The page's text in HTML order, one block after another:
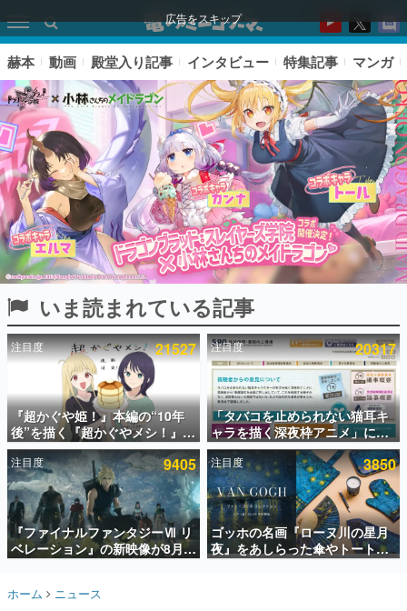
広告をスキップ
ピックアップ
電ファミのいま読まれている記事ランキング
アプリセール情報
インタビュー
連載・特集一覧
殿堂入り記事
SNS拡散数が数千以上！ ページビュー数万以上！ などな
ど。多くの人々に読まれた、電ファミ渾身の“殿堂入り”記
事をまとめました。
名作ゲームクリエイターの方々に製作時のエピソードをお
赫本 動画 殿堂入り記事 インタビュー 特集記事 マンガ
いま読まれている記事
注目度 21527
『超かぐや姫！』本編の“10年
後”を描く『超かぐやメシ！』
Web連載決定。新たなWebマン
ガレーベル「ビビビコミック」
にて特別話が掲載スタート、あ
のお話には…まだ続きがある！
注目度 20317
「タバコを止められない猫耳キ
ャラを描く深夜枠アニメ」に視
聴者の一部から批判意見。違法
薬物の使用と思しき描写も含め
て、BPOが議論を交わす
注目度 9405
『ファイナルファンタジーⅦ リ
ベレーション』の新映像が8月
26日早朝に公開へ。『FF7』リ
「gamescom」のオープニング
注目度 3850
ゴッホの名画『ローヌ川の星月
夜』をあしらった傘やトートバ
ッグなどが登場。8月7日21時よ
ホーム ニュース